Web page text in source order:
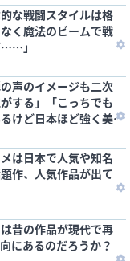
な戦闘スタイルは格
く魔法のビームで戦
……」
声のイメージも二次
する」「こっちでも
けど日本ほど強く美
は日本で人気や知名
作、人気作品が出て
昔の作品が現代で再
にあるのだろうか？